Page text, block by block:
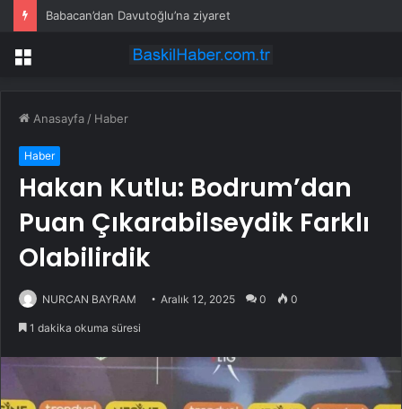
Babacan’dan Davutoğlu’na ziyaret
Menü
Anasayfa / Haber
Haber
Hakan Kutlu: Bodrum’dan
Puan Çıkarabilseydik Farklı
Olabilirdik
NURCAN BAYRAM Aralık 12, 2025 0 0
1 dakika okuma süresi